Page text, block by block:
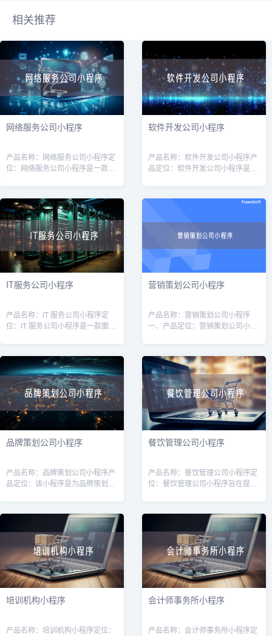
相关推荐
网络服务公司小程序
产品名称：网络服务公司小程序定
位：网络服务公司小程序是一款针
工具，旨在帮助公司提高效率、增
强客户体验
软件开发公司小程序
产品名称：软件开发公司小程序产
品定位：软件开发公司小程序是一
效率和客户管理能力。通过该小程
IT服务公司小程序
产品名称：IT 服务公司小程序定
位：IT 服务公司小程序是一款面向
案。通过该小程序，用户可以方便
快
营销策划公司小程序
产品名称：营销策划公司小程序
一、产品定位：营销策划公司小程
升业务效率和服务质量。通过该小
程序，用户可
品牌策划公司小程序
产品名称：品牌策划公司小程序产
品定位：该小程序是为品牌策划公
务，并与客户保持有效的沟通和合
餐饮管理公司小程序
产品名称：餐饮管理公司小程序定
位：餐饮管理公司小程序旨在提供
铺。通过该小程序，管理公司可以
培训机构小程序
产品名称：培训机构小程序定位：
会计师事务所小程序
产品名称：会计师事务所小程序定